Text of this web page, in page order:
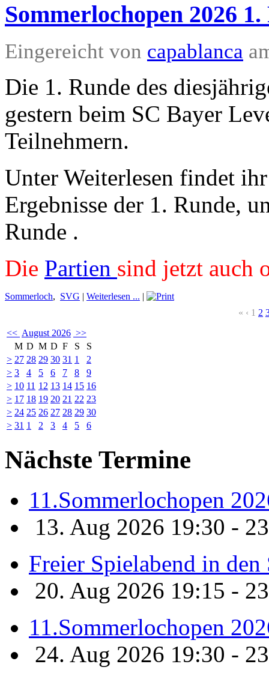
Sommerlochopen 2026
Eingereicht von capablanca
Die 1. Runde des
gestern beim SC Bayer
Teilnehmern.
Unter Weiterlesen findet
Ergebnisse der 1. Runde,
Runde .
Die Partien sind jetzt auch
Sommerloch, SVG | Weiterlesen ... |
« ‹ 1 2
<< August 2026 >>
M D M D F S
S
> 27 28 29 30 31 1
2
> 3 4 5 6 7 8
9
> 10 11 12 13 14 15 16
> 17 18 19 20 21 22 23
> 24 25 26 27 28 29 30
> 31 1 2 3 4 5 6
Nächste Termine
11.Sommerlochopen
13. Aug 2026 19:30 -
Freier Spielabend in
20. Aug 2026 19:15 -
11.Sommerlochopen
24. Aug 2026 19:30 -